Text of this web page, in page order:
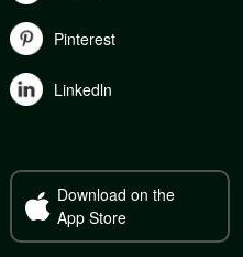
Pinterest
Linkedln
Download on the
App Store